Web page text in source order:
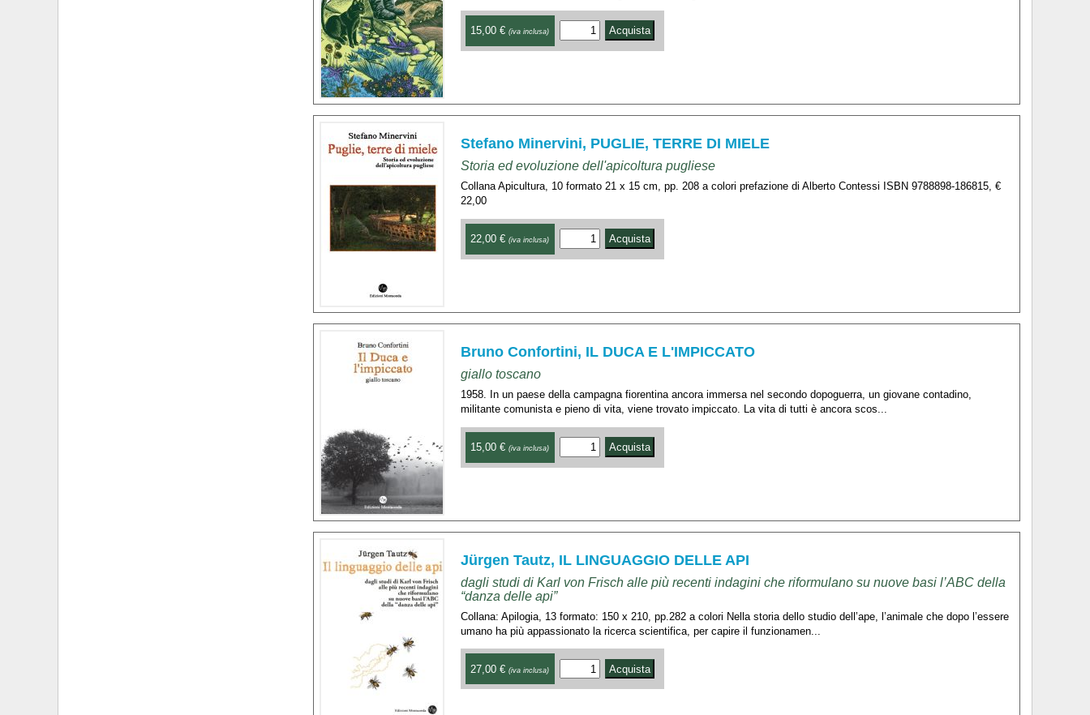
15,00 € (iva inclusa)
Stefano Minervini, PUGLIE, TERRE DI MIELE
Storia ed evoluzione dell'apicoltura pugliese
Collana Apicultura, 10 formato 21 x 15 cm, pp. 208 a colori prefazione di Alberto Contessi ISBN 9788898-186815, €
22,00
22,00 € (iva inclusa)
Bruno Confortini, IL DUCA E L'IMPICCATO
giallo toscano
1958. In un paese della campagna fiorentina ancora immersa nel secondo dopoguerra, un giovane contadino,
militante comunista e pieno di vita, viene trovato impiccato. La vita di tutti è ancora scos...
15,00 € (iva inclusa)
Jürgen Tautz, IL LINGUAGGIO DELLE API
dagli studi di Karl von Frisch alle più recenti indagini che riformulano su nuove basi l’ABC della
“danza delle api”
Collana: Apilogia, 13 formato: 150 x 210, pp.282 a colori Nella storia dello studio dell’ape, l’animale che dopo l’essere
umano ha più appassionato la ricerca scientifica, per capire il funzionamen...
27,00 € (iva inclusa)